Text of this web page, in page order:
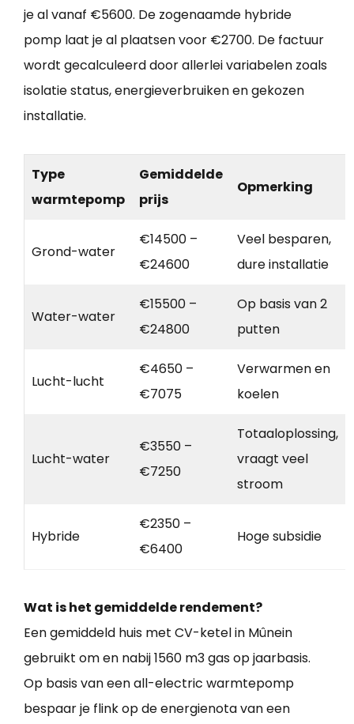
je al vanaf €5600. De zogenaamde hybride
pomp laat je al plaatsen voor €2700. De factuur
wordt gecalculeerd door allerlei variabelen zoals
isolatie status, energieverbruiken en gekozen
installatie.
Type
warmtepomp
Gemiddelde
prijs
Opmerking
Grond-water
€14500 –
€24600
Veel besparen,
dure installatie
Water-water
€15500 –
€24800
Op basis van 2
putten
Lucht-lucht
€4650 –
€7075
Verwarmen en
koelen
Lucht-water
€3550 –
€7250
Totaaloplossing,
vraagt veel
stroom
Hybride
€2350 –
€6400
Hoge subsidie
Wat is het gemiddelde rendement?
Een gemiddeld huis met CV-ketel in Mûnein
gebruikt om en nabij 1560 m3 gas op jaarbasis.
Op basis van een all-electric warmtepomp
bespaar je flink op de energienota van een